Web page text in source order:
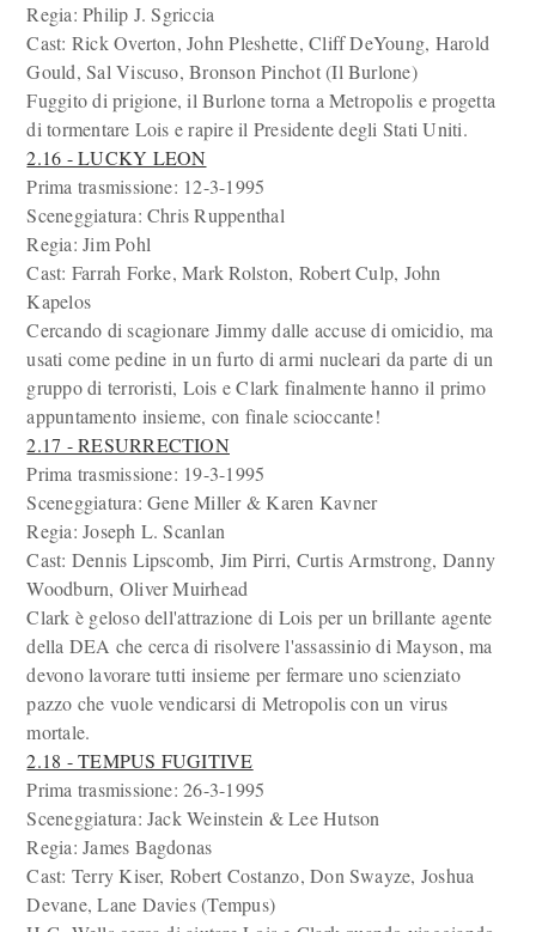
Regia: Philip J. Sgriccia
Cast: Rick Overton, John Pleshette, Cliff DeYoung, Harold
Gould, Sal Viscuso, Bronson Pinchot (Il Burlone)
Fuggito di prigione, il Burlone torna a Metropolis e progetta
di tormentare Lois e rapire il Presidente degli Stati Uniti.
2.16 - LUCKY LEON
Prima trasmissione: 12-3-1995
Sceneggiatura: Chris Ruppenthal
Regia: Jim Pohl
Cast: Farrah Forke, Mark Rolston, Robert Culp, John
Kapelos
Cercando di scagionare Jimmy dalle accuse di omicidio, ma
usati come pedine in un furto di armi nucleari da parte di un
gruppo di terroristi, Lois e Clark finalmente hanno il primo
appuntamento insieme, con finale scioccante!
2.17 - RESURRECTION
Prima trasmissione: 19-3-1995
Sceneggiatura: Gene Miller & Karen Kavner
Regia: Joseph L. Scanlan
Cast: Dennis Lipscomb, Jim Pirri, Curtis Armstrong, Danny
Woodburn, Oliver Muirhead
Clark è geloso dell'attrazione di Lois per un brillante agente
della DEA che cerca di risolvere l'assassinio di Mayson, ma
devono lavorare tutti insieme per fermare uno scienziato
pazzo che vuole vendicarsi di Metropolis con un virus
mortale.
2.18 - TEMPUS FUGITIVE
Prima trasmissione: 26-3-1995
Sceneggiatura: Jack Weinstein & Lee Hutson
Regia: James Bagdonas
Cast: Terry Kiser, Robert Costanzo, Don Swayze, Joshua
Devane, Lane Davies (Tempus)